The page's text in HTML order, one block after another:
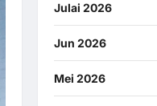
Julai 2026
Jun 2026
Mei 2026